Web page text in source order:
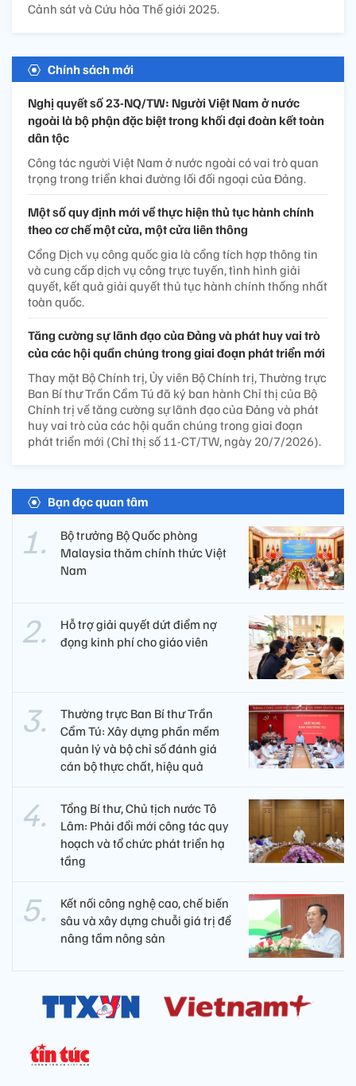
Cảnh sát và Cứu hỏa Thế giới 2025.
Chính sách mới
Nghị quyết số 23-NQ/TW: Người Việt Nam ở nước
ngoài là bộ phận đặc biệt trong khối đại đoàn kết toàn
dân tộc
Công tác người Việt Nam ở nước ngoài có vai trò quan
trọng trong triển khai đường lối đối ngoại của Đảng.
Một số quy định mới về thực hiện thủ tục hành chính
theo cơ chế một cửa, một cửa liên thông
Cổng Dịch vụ công quốc gia là cổng tích hợp thông tin
và cung cấp dịch vụ công trực tuyến, tình hình giải
quyết, kết quả giải quyết thủ tục hành chính thống nhất
toàn quốc.
Tăng cường sự lãnh đạo của Đảng và phát huy vai trò
của các hội quần chúng trong giai đoạn phát triển mới
Thay mặt Bộ Chính trị, Ủy viên Bộ Chính trị, Thường trực
Ban Bí thư Trần Cẩm Tú đã ký ban hành Chỉ thị của Bộ
Chính trị về tăng cường sự lãnh đạo của Đảng và phát
huy vai trò của các hội quần chúng trong giai đoạn
phát triển mới (Chỉ thị số 11-CT/TW, ngày 20/7/2026).
Bạn đọc quan tâm
Bộ trưởng Bộ Quốc phòng
Malaysia thăm chính thức Việt
Nam
Hỗ trợ giải quyết dứt điểm nợ
đọng kinh phí cho giáo viên
Thường trực Ban Bí thư Trần
Cẩm Tú: Xây dựng phần mềm
quản lý và bộ chỉ số đánh giá
cán bộ thực chất, hiệu quả
Tổng Bí thư, Chủ tịch nước Tô
Lâm: Phải đổi mới công tác quy
hoạch và tổ chức phát triển hạ
tầng
Kết nối công nghệ cao, chế biến
sâu và xây dựng chuỗi giá trị để
nâng tầm nông sản